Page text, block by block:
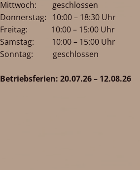
Mittwoch: geschlossen
Donnerstag: 10:00 – 18:30 Uhr
Freitag: 10:00 – 15:00 Uhr
Samstag: 10:00 – 15:00 Uhr
Sonntag: geschlossen
Betriebsferien: 20.07.26 – 12.08.26